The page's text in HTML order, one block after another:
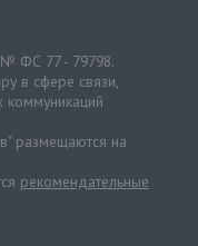
№ ФС 77 - 79798.
в сфере связи,
коммуникаций
размещаются на
рекомендательные